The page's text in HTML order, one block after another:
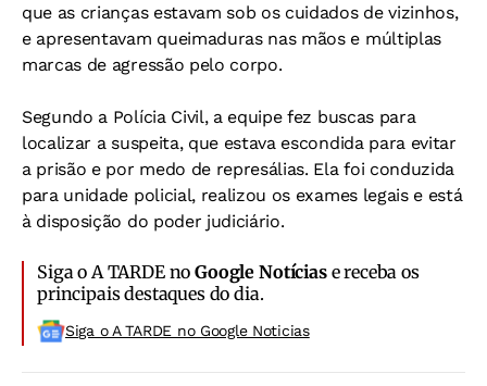
que as crianças estavam sob os cuidados de vizinhos,
e apresentavam queimaduras nas mãos e múltiplas
marcas de agressão pelo corpo.
Segundo a Polícia Civil, a equipe fez buscas para
localizar a suspeita, que estava escondida para evitar
a prisão e por medo de represálias. Ela foi conduzida
para unidade policial, realizou os exames legais e está
à disposição do poder judiciário.
Siga o A TARDE noGoogle Notíciase receba os
principais destaques do dia.
Siga o A TARDE no Google Noticias